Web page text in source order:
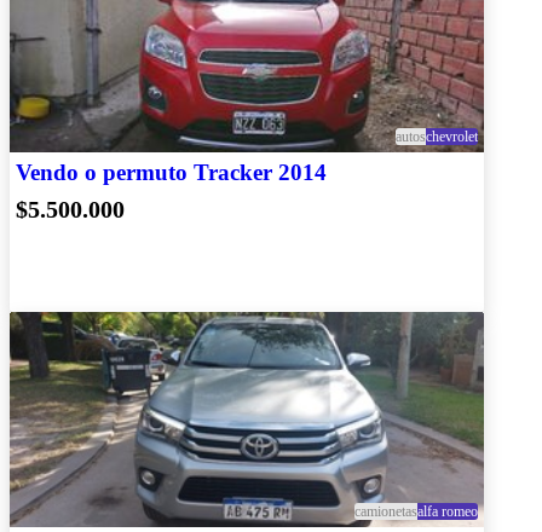
autoschevrolet
Vendo o permuto Tracker 2014
$5.500.000
camionetasalfa romeo